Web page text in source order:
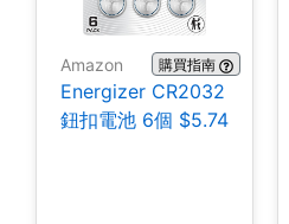
Amazon 購買指南
Energizer CR2032
鈕扣電池 6個 $5.74